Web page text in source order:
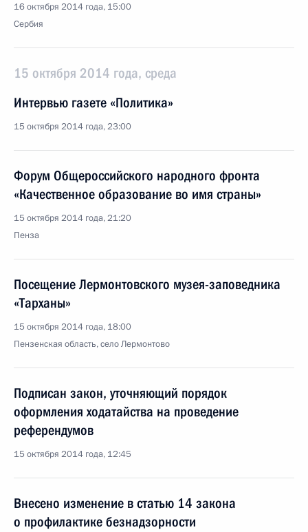
16 октября 2014 года, 15:00
Сербия
15 октября 2014 года, среда
Интервью газете «Политика»
15 октября 2014 года, 23:00
Форум Общероссийского народного фронта
«Качественное образование во имя страны»
15 октября 2014 года, 21:20
Пенза
Посещение Лермонтовского музея-заповедника
«Тарханы»
15 октября 2014 года, 18:00
Пензенская область, село Лермонтово
Подписан закон, уточняющий порядок
оформления ходатайства на проведение
референдумов
15 октября 2014 года, 12:45
Внесено изменение в статью 14 закона
о профилактике безнадзорности